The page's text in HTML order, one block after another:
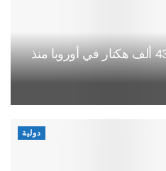
حرائق الغابات تلتهم نحو 435 ألف هكتار في أوروبا منذ
دولية